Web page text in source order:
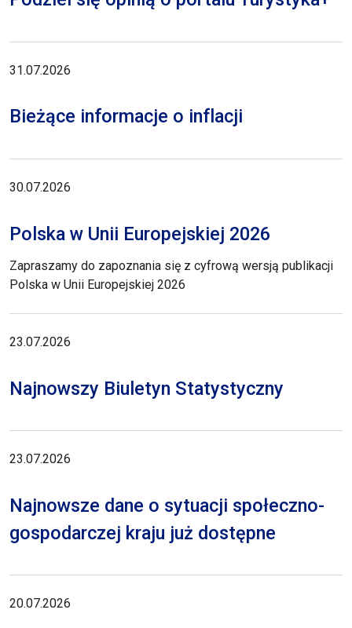
31.07.2026
Bieżące informacje o inflacji
30.07.2026
Polska w Unii Europejskiej 2026
Zapraszamy do zapoznania się z cyfrową wersją publikacji
Polska w Unii Europejskiej 2026
23.07.2026
Najnowszy Biuletyn Statystyczny
23.07.2026
Najnowsze dane o sytuacji społeczno-
gospodarczej kraju już dostępne
20.07.2026